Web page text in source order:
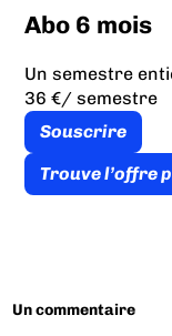
Abo 6 mois
Un semestre
36 €/ semestre
Souscrire
Trouve l’offre
Un commentaire